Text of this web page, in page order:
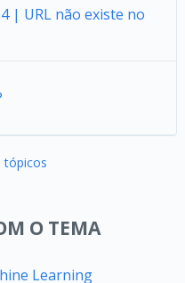
| URL não existe no
tópicos
O TEMA
Learning